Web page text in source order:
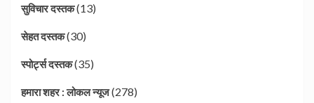
सुविचार दस्तक(13)
सेहत दस्तक(30)
स्पोर्ट्स दस्तक(35)
हमारा शहर : लोकल न्यूज(278)